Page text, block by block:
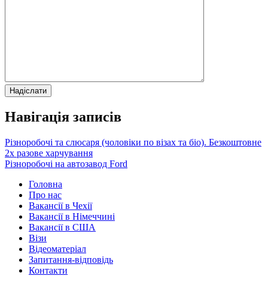
Навігація записів
Різноробочі та слюсаря (чоловіки по візах та біо). Безкоштовне
2х разове харчування
Різноробочі на автозавод Ford
Головна
Про нас
Вакансії в Чехії
Вакансії в Німеччині
Вакансії в США
Візи
Відеоматеріал
Запитання-відповідь
Контакти